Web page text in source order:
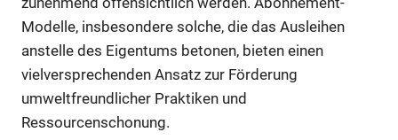
Modelle, insbesondere solche, die das Ausleihen
anstelle des Eigentums betonen, bieten einen
vielversprechenden Ansatz zur Förderung
umweltfreundlicher Praktiken und
Ressourcenschonung.